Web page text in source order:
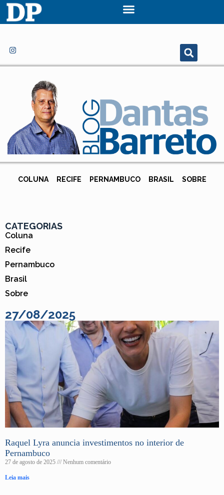
COLUNA RECIFE PERNAMBUCO BRASIL SOBRE
CATEGORIAS
Coluna
Recife
Pernambuco
Brasil
Sobre
27/08/2025
Raquel Lyra anuncia investimentos no interior de
Pernambuco
27 de agosto de 2025 Nenhum comentário
Leia mais